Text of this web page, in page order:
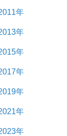
年
年
年
年
年
年
年